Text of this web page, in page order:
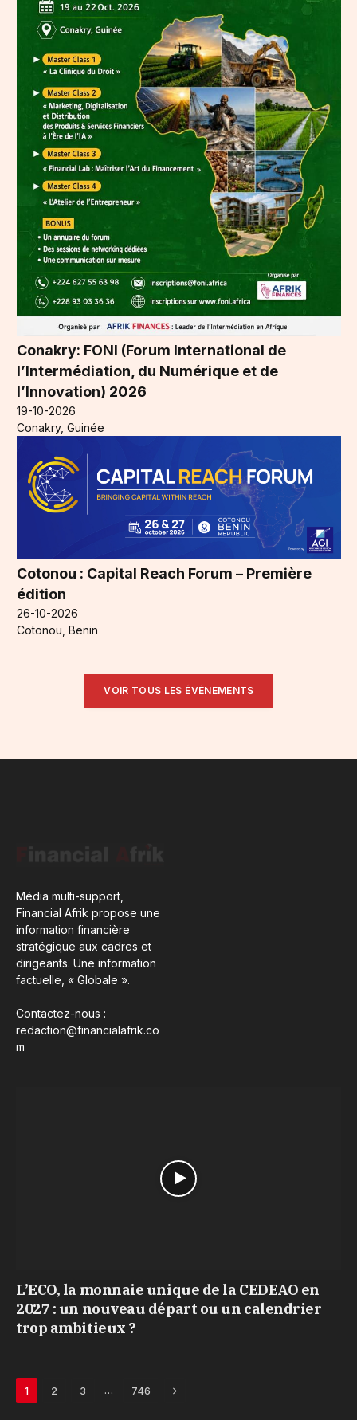
Conakry: FONI (Forum International de
l’Intermédiation, du Numérique et de
l’Innovation) 2026
19-10-2026
Conakry, Guinée
Cotonou : Capital Reach Forum – Première
édition
26-10-2026
Cotonou, Benin
VOIR TOUS LES ÉVÉNEMENTS
Média multi-support,
Financial Afrik propose une
information financière
stratégique aux cadres et
dirigeants. Une information
factuelle, « Globale ».
Contactez-nous :
redaction@financialafrik.co
m
L’ECO, la monnaie unique de la CEDEAO en
2027 : un nouveau départ ou un calendrier
trop ambitieux ?
1 2 3 … 746 Next